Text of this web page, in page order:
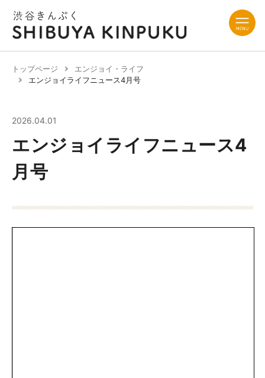
トップページ
エンジョイ・ライフ
エンジョイライフニュース4月号
2026.04.01
エンジョイライフニュース4
月号